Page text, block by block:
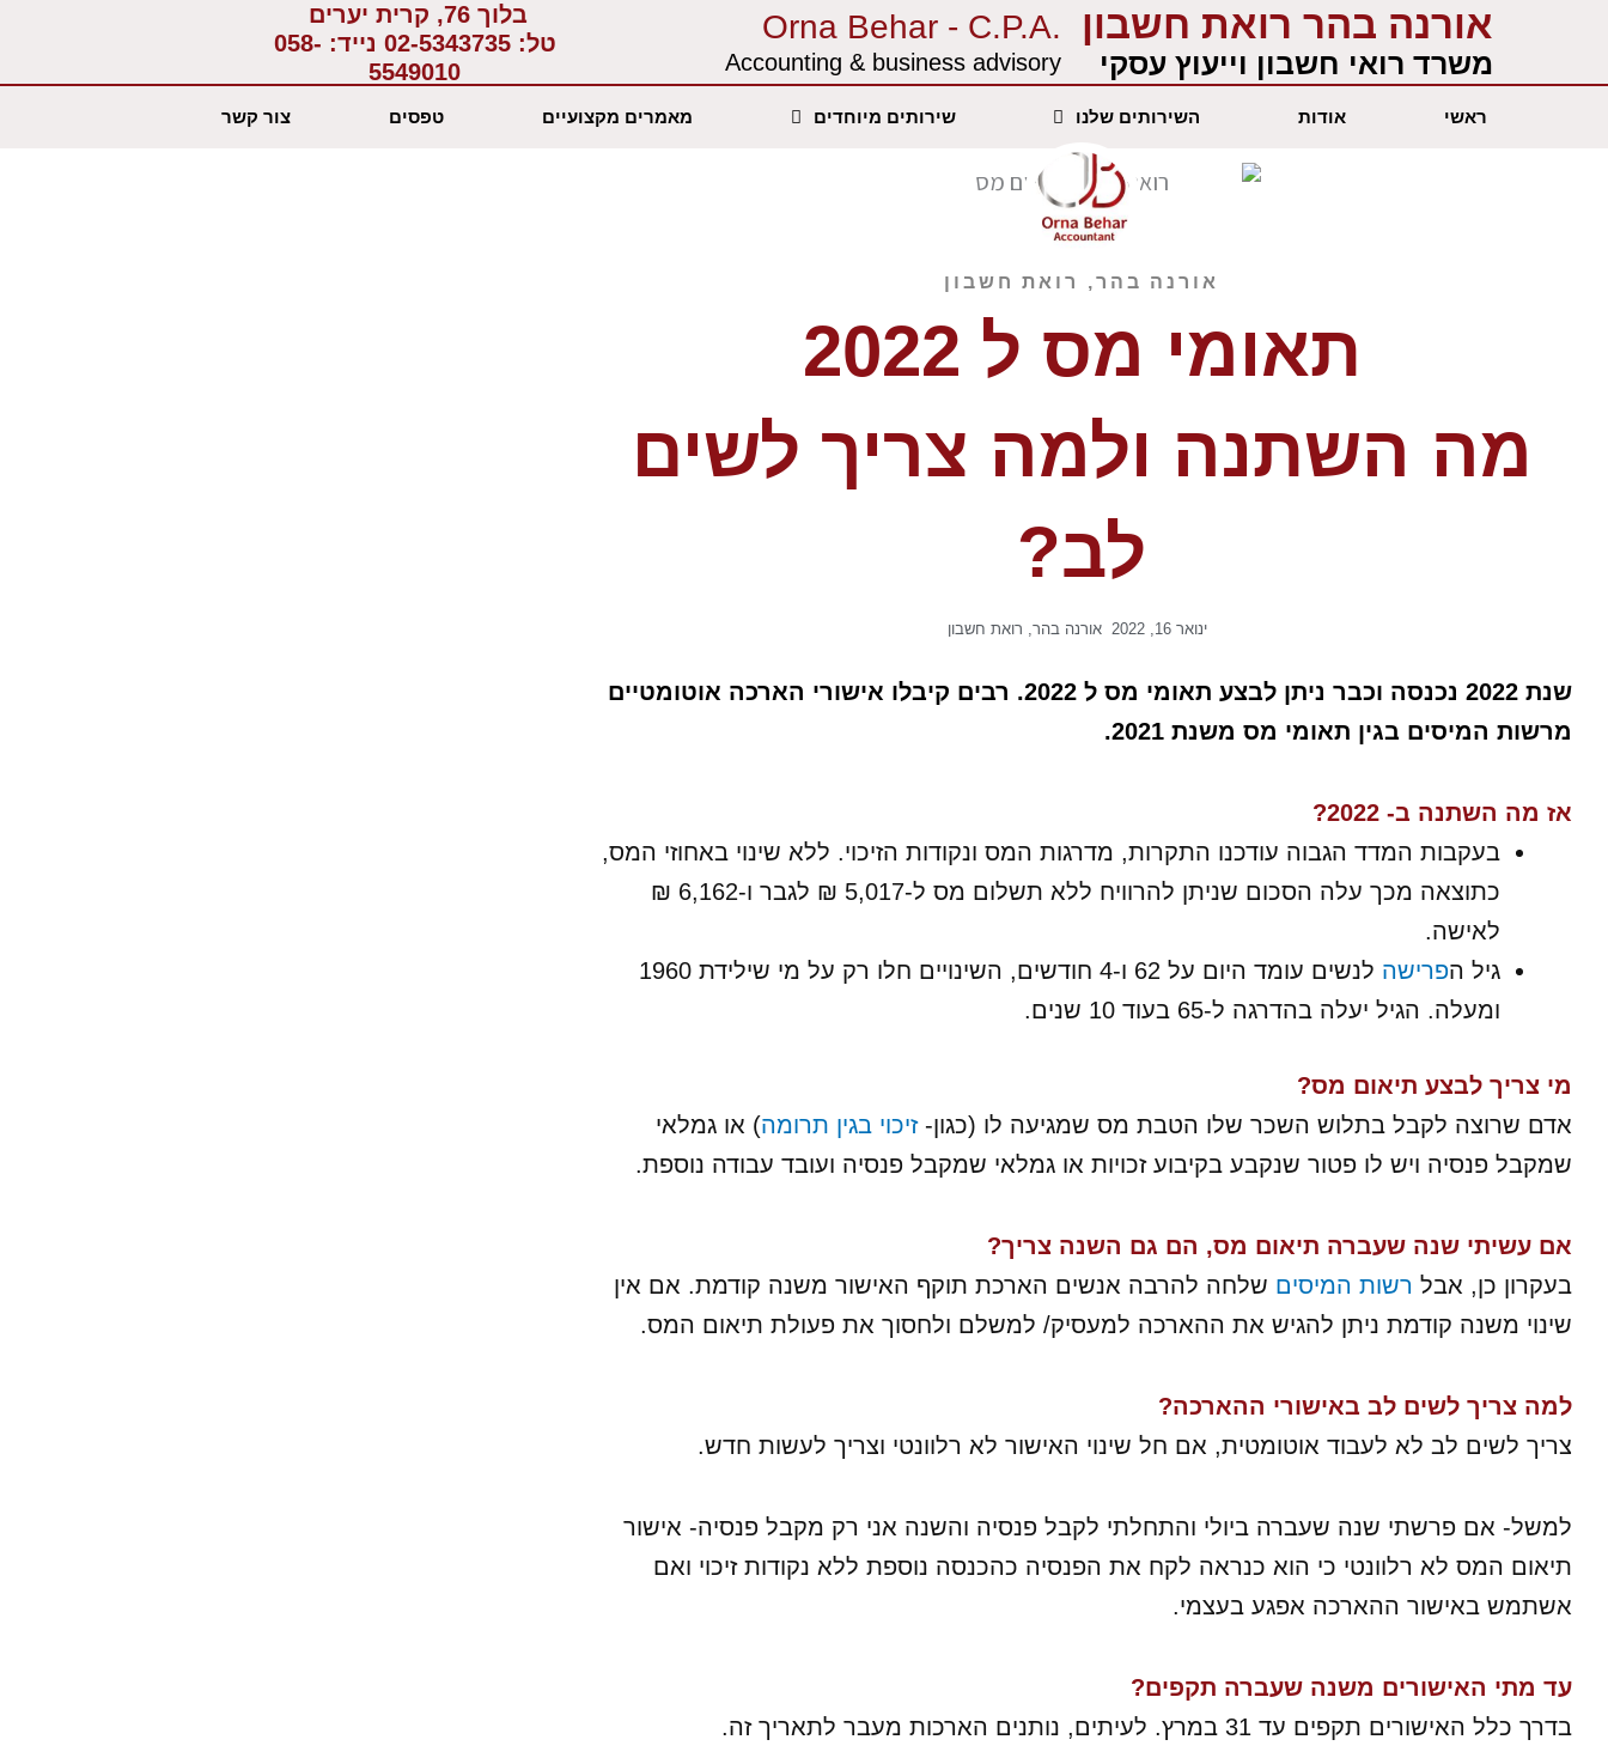
אורנה בהר רואת חשבון
משרד רואי חשבון וייעוץ עסקי
.Orna Behar - C.P.A
Accounting & business advisory‏
בלוך 76, קרית יערים
טל:02-5343735 נייד: 058-
5549010
ראשי אודות השירותים שלנו שירותים מיוחדים מאמרים מקצועיים טפסים צור קשר
אורנה בהר, רואת חשבון
תאומי מס ל 2022
מה השתנה ולמה צריך לשים
לב?
ינואר 16, 2022 אורנה בהר, רואת חשבון
שנת 2022 נכנסה וכבר ניתן לבצע תאומי מס ל 2022. רבים קיבלו אישורי הארכה אוטומטיים
מרשות המיסים בגין תאומי מס משנת 2021.
אז מה השתנה ב- 2022?
בעקבות המדד הגבוה עודכנו התקרות, מדרגות המס ונקודות הזיכוי. ללא שינוי באחוזי המס,
כתוצאה מכך עלה הסכום שניתן להרוויח ללא תשלום מס ל-5,017 ₪ לגבר ו-6,162 ₪
לאישה.
גיל הפרישה
לנשים עומד היום על 62 ו-4 חודשים, השינויים חלו רק על מי שילידת 1960
ומעלה. הגיל יעלה בהדרגה ל-65 בעוד 10 שנים.
מי צריך לבצע תיאום מס?
אדם שרוצה לקבל בתלוש השכר שלו הטבת מס שמגיעה לו (כגון-זיכוי בגין תרומה) או גמלאי
שמקבל פנסיה ויש לו פטור שנקבע בקיבוע זכויות או גמלאי שמקבל פנסיה ועובד עבודה נוספת.
אם עשיתי שנה שעברה תיאום מס, הם גם השנה צריך?
בעקרון כן, אבל רשות המיסים שלחה להרבה אנשים הארכת תוקף האישור משנה קודמת. אם אין
שינוי משנה קודמת ניתן להגיש את ההארכה למעסיק/ למשלם ולחסוך את פעולת תיאום המס.
למה צריך לשים לב באישורי ההארכה?
צריך לשים לב לא לעבוד אוטומטית, אם חל שינוי האישור לא רלוונטי וצריך לעשות חדש.
למשל- אם פרשתי שנה שעברה ביולי והתחלתי לקבל פנסיה והשנה אני רק מקבל פנסיה- אישור
תיאום המס לא רלוונטי כי הוא כנראה לקח את הפנסיה כהכנסה נוספת ללא נקודות זיכוי ואם
אשתמש באישור ההארכה אפגע בעצמי.
עד מתי האישורים משנה שעברה תקפים?
בדרך כלל האישורים תקפים עד 31 במרץ. לעיתים, נותנים הארכות מעבר לתאריך זה.